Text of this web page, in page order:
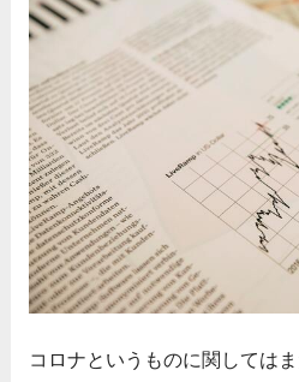
コロナというものに関しては